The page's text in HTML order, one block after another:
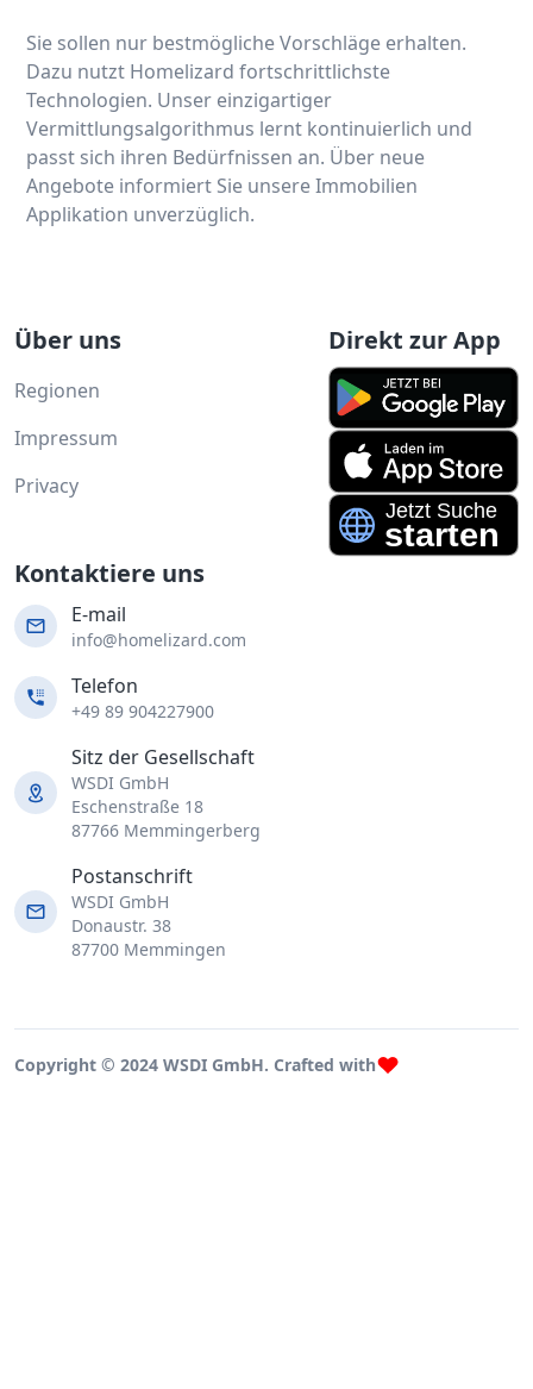
Sie sollen nur bestmögliche Vorschläge erhalten.
Dazu nutzt Homelizard fortschrittlichste
Technologien. Unser einzigartiger
Vermittlungsalgorithmus lernt kontinuierlich und
passt sich ihren Bedürfnissen an. Über neue
Angebote informiert Sie unsere Immobilien
Applikation unverzüglich.
Über uns
Regionen
Impressum
Privacy
Direkt zur App
Kontaktiere uns
E-mail
info@homelizard.com
Telefon
+49 89 904227900
Sitz der Gesellschaft
WSDI GmbH
Eschenstraße 18
87766 Memmingerberg
Postanschrift
WSDI GmbH
Donaustr. 38
87700 Memmingen
Copyright © 2024 WSDI GmbH. Crafted with